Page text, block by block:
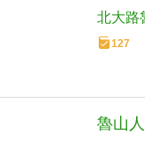
北大路
127
魯山